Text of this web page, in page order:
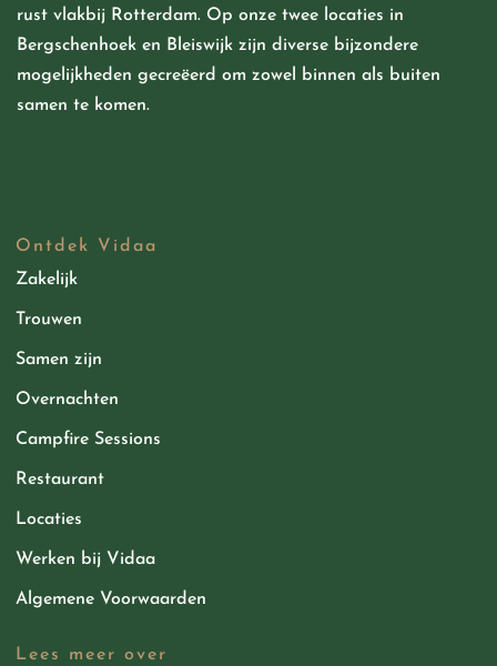
rust vlakbij Rotterdam. Op onze twee locaties in
Bergschenhoek en Bleiswijk zijn diverse bijzondere
mogelijkhedengecreëerd om zowel binnen als buiten
samen te komen.
Ontdek Vidaa
Zakelijk
Trouwen
Samen zijn
Overnachten
Campfire Sessions
Restaurant
Locaties
Werken bij Vidaa
Algemene Voorwaarden
Lees meer over